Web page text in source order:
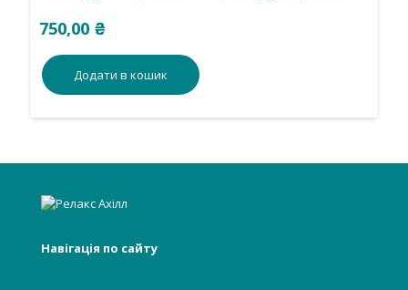
750,00 ₴
Додати в кошик
Навігація по сайту